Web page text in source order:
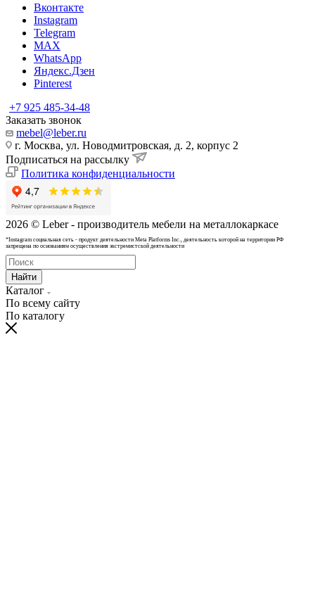
Вконтакте
Instagram
Telegram
MAX
WhatsApp
Яндекс.Дзен
Pinterest
+7 925 485-34-48
Заказать звонок
mebel@leber.ru
г. Москва, ул. Новодмитровская, д. 2, корпус 2
Подписаться на рассылку
Политика конфиденциальности
2026 © Leber - производитель мебели на металлокаркасе
*Instagram cоциальная сеть - продукт деятельности Meta Platforms Inc., деятельность которой на территории РФ
запрещена по основаниям осуществления экстремистской деятельности
Найти
Каталог
По всему сайту
По каталогу